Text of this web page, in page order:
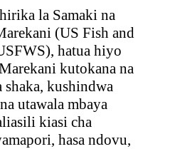
la Samaki na
(US Fish and
hatua hiyo
kutokana na
kushindwa
utawala mbaya
kiasi cha
hasa ndovu,